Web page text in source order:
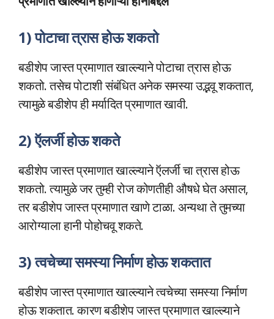
1) पोटाचा त्रास होऊ शकतो
बडीशेप जास्त प्रमाणात खाल्ल्याने पोटाचा त्रास होऊ
शकतो. तसेच पोटाशी संबंधित अनेक समस्या उद्भवू शकतात,
त्यामुळे बडीशेप ही मर्यादित प्रमाणात खावी.
2) ऍलर्जी होऊ शकते
बडीशेप जास्त प्रमाणात खाल्ल्याने ऍलर्जी चा त्रास होऊ
शकतो. त्यामुळे जर तुम्ही रोज कोणतीही औषधे घेत असाल,
तर बडीशेप जास्त प्रमाणात खाणे टाळा. अन्यथा ते तुमच्या
आरोग्याला हानी पोहोचवू शकते.
3) त्वचेच्या समस्या निर्माण होऊ शकतात
बडीशेप जास्त प्रमाणात खाल्ल्याने त्वचेच्या समस्या निर्माण
होऊ शकतात. कारण बडीशेप जास्त प्रमाणात खाल्ल्याने